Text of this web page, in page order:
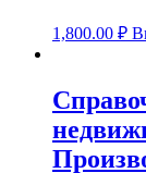
1,800.00 ₽